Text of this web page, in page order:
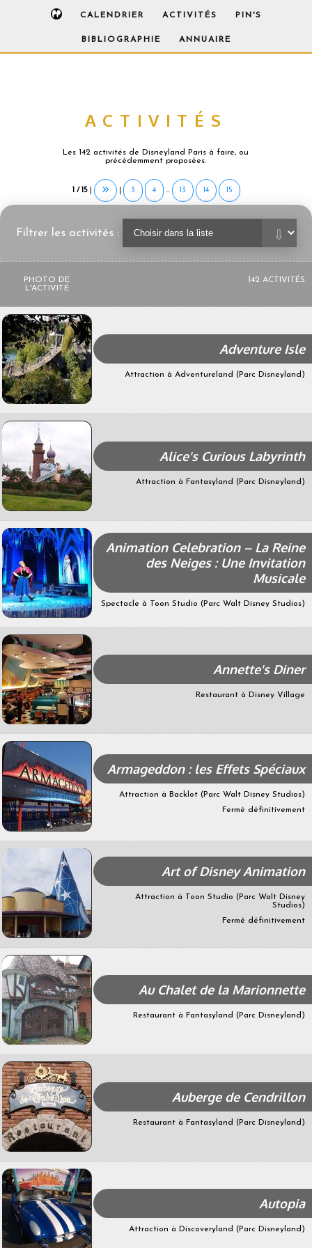
CALENDRIER ACTIVITÉS PIN'S
BIBLIOGRAPHIE ANNUAIRE
ACTIVITÉS
Les 142 activités de Disneyland Paris à faire, ou
précédemment proposées.
1 / 15| | 3 4 ... 13 14 15
Filtrer les activités :
PHOTO DE
L'ACTIVITÉ
142 ACTIVITÉS
Adventure Isle
Attraction à Adventureland (Parc Disneyland)
Alice's Curious Labyrinth
Attraction à Fantasyland (Parc Disneyland)
Animation Celebration – La Reine
des Neiges : Une Invitation
Musicale
Spectacle à Toon Studio (Parc Walt Disney Studios)
Annette's Diner
Restaurant à Disney Village
Armageddon : les Effets Spéciaux
Attraction à Backlot (Parc Walt Disney Studios)
Fermé définitivement
Art of Disney Animation
Attraction à Toon Studio (Parc Walt Disney
Studios)
Fermé définitivement
Au Chalet de la Marionnette
Restaurant à Fantasyland (Parc Disneyland)
Auberge de Cendrillon
Restaurant à Fantasyland (Parc Disneyland)
Autopia
Attraction à Discoveryland (Parc Disneyland)